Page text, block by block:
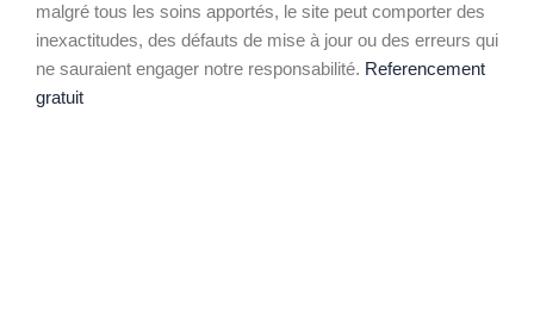
malgré tous les soins apportés, le site peut comporter des
inexactitudes, des défauts de mise à jour ou des erreurs qui
ne sauraient engager notre responsabilité. Referencement
gratuit